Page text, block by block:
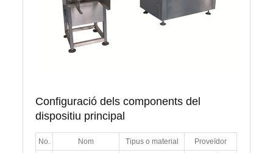
Configuració dels components del
dispositiu principal
No. Nom Tipus o material Proveïdor